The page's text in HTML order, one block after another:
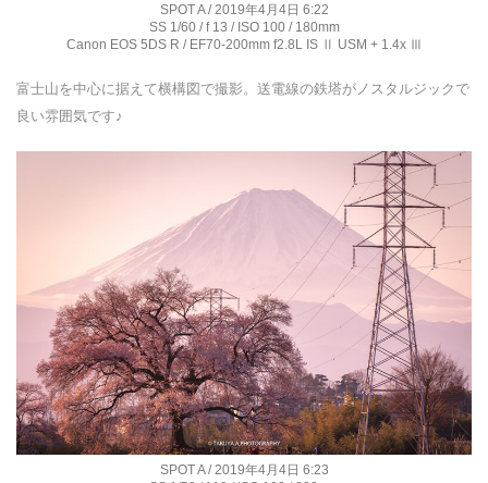
SPOT A / 2019年4月4日 6:22
SS 1/60 / f 13 / ISO 100 / 180mm
Canon EOS 5DS R / EF70-200mm f2.8L IS Ⅱ USM + 1.4x Ⅲ
富士山を中心に据えて横構図で撮影。送電線の鉄塔がノスタルジックで
良い雰囲気です♪
SPOT A / 2019年4月4日 6:23